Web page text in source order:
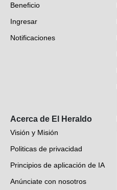
Fotogalerías
Deportes
Videos
Beneficio
Ingresar
Notificaciones
Acerca de El Heraldo
Visión y Misión
Politicas de privacidad
Principios de aplicación de IA
Anúnciate con nosotros